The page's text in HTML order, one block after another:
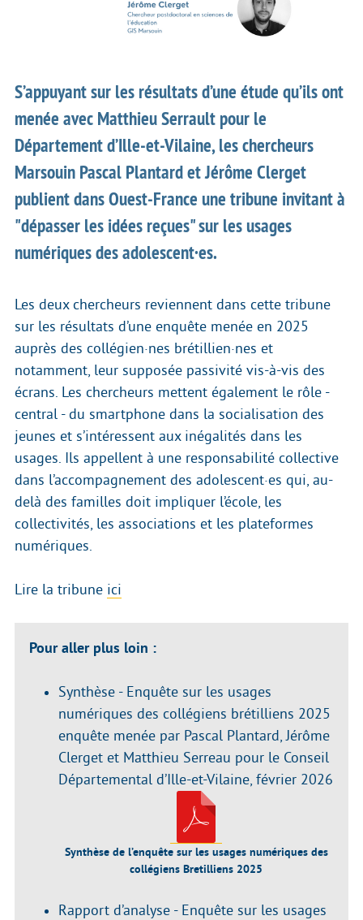
S’appuyant sur les résultats d’une étude qu’ils ont
menée avec Matthieu Serrault pour le
Département d’Ille-et-Vilaine, les chercheurs
Marsouin Pascal Plantard et Jérôme Clerget
publient dans Ouest-France une tribune invitant à
"dépasser les idées reçues" sur les usages
numériques des adolescent·es.
Les deux chercheurs reviennent dans cette tribune
sur les résultats d’une enquête menée en 2025
auprès des collégien·nes brétillien·nes et
notamment, leur supposée passivité vis-à-vis des
écrans. Les chercheurs mettent également le rôle -
central - du smartphone dans la socialisation des
jeunes et s’intéressent aux inégalités dans les
usages. Ils appellent à une responsabilité collective
dans l’accompagnement des adolescent·es qui, au-
delà des familles doit impliquer l’école, les
collectivités, les associations et les plateformes
numériques.
Lire la tribune ici
Pour aller plus loin :
Synthèse - Enquête sur les usages
numériques des collégiens brétilliens 2025
enquête menée par Pascal Plantard, Jérôme
Clerget et Matthieu Serreau pour le Conseil
Départemental d’Ille-et-Vilaine, février 2026
Synthèse de l’enquête sur les usages numériques des
collégiens Bretilliens 2025
Rapport d’analyse - Enquête sur les usages